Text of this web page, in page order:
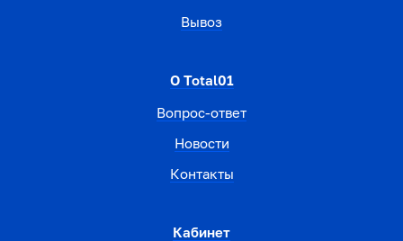
Вывоз
О Total01
Вопрос-ответ
Новости
Контакты
Кабинет